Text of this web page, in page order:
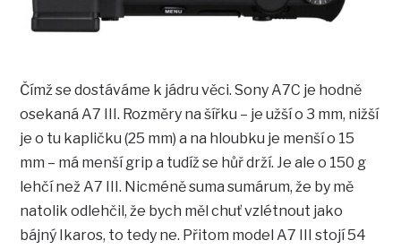
Čímž se dostáváme k jádru věci. Sony A7C je hodně
osekaná A7 III. Rozměry na šířku – je užší o 3 mm, nižší
je o tu kapličku (25 mm) a na hloubku je menší o 15
mm – má menší grip a tudíž se hůř drží. Je ale o 150 g
lehčí než A7 III. Nicméně suma sumárum, že by mě
natolik odlehčil, že bych měl chuť vzlétnout jako
bájný Ikaros, to tedy ne. Přitom model A7 III stojí 54